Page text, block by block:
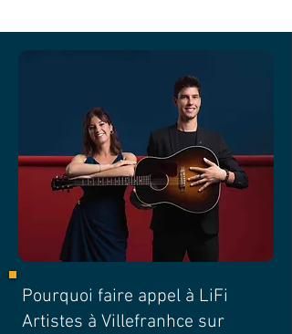
Pourquoi faire appel à LiFi
Artistes à Villefranhce sur